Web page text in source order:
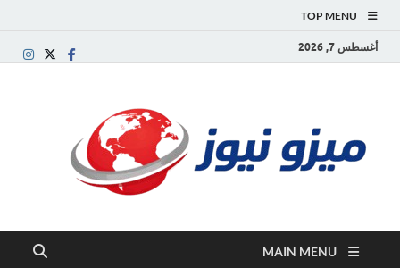
TOP MENU
أغسطس 7, 2026
MAIN MENU